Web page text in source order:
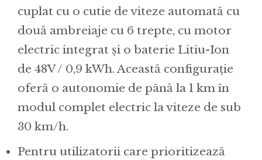
cuplat cu o cutie de viteze automată cu
două ambreiaje cu 6 trepte, cu motor
electric integrat și o baterie Litiu-Ion
de 48V / 0,9 kWh. Această configurație
oferă o autonomie de până la 1 km în
modul complet electric la viteze de sub
30 km/h.
Pentru utilizatorii care prioritizează